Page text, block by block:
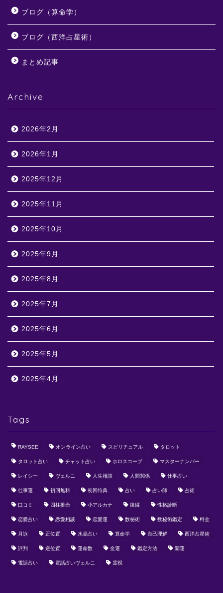
ブログ（算命学）
ブログ（西洋占星術）
まとめ記事
Archive
2026年2月
2026年1月
2025年12月
2025年11月
2025年10月
2025年9月
2025年8月
2025年7月
2025年6月
2025年5月
2025年4月
Tags
RAYSEE オンライン占い スピリチュアル タロット
タロット占い チャット占い ホロスコープ マスターナンバー
レイシー ヴェルニ 人生相談 人間関係 仕事占い
仕事運 初回無料 初回特典 占い 占い師 占術
口コミ 四柱推命 小アルカナ 復縁 性格診断
恋愛占い 恋愛相談 恋愛運 数秘術 数秘術鑑定 料金
月詠 正位置 水晶占い 算命学 自己理解 西洋占星術
評判 逆位置 運命数 金運 鑑定方法 開運
電話占い 電話占いヴェルニ 霊視